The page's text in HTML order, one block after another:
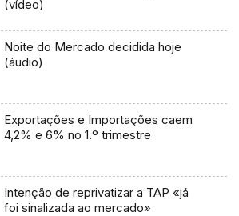
(vídeo)
Noite do Mercado decidida hoje
(áudio)
Exportações e Importações caem
4,2% e 6% no 1.º trimestre
Intenção de reprivatizar a TAP «já
foi sinalizada ao mercado»